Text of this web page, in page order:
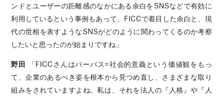
ンドとユーザーの距離感のなかにある余白をSNSなどで有効に
利用しているという事例もあって、FICCで着目した余白と、現
代の世相を表すようなSNSがどのように関わってくるのか考察
したいと思ったのが始まりですね」
野田
「FICCさんはパーパス=社会的意義という価値観をもっ
て、企業のあるべき姿を根本から見つめ直し、さまざまな取り
組みをされていますよね。私は、それを法人の『人格』や『人